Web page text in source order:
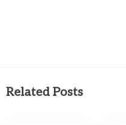
Related Posts